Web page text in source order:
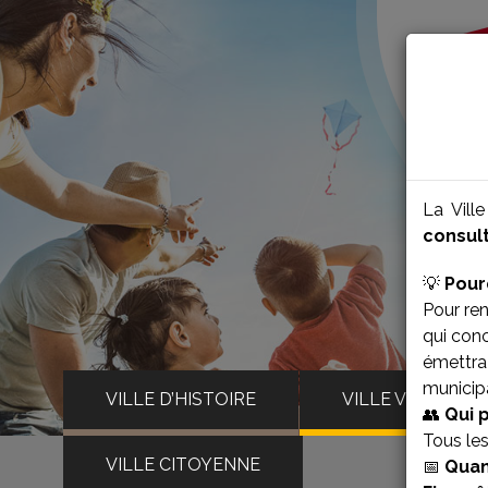
La
💡
Pour
qui
👥 Qui
Tous
📅
VILLE D’HISTOIRE VILLE VIVANTE
VILLE CITOYENNE